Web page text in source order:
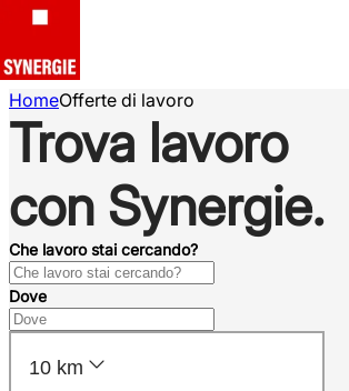
HomeOfferte di lavoro
Trova lavoro
con Synergie.
Che lavoro stai cercando?
Dove
10 km